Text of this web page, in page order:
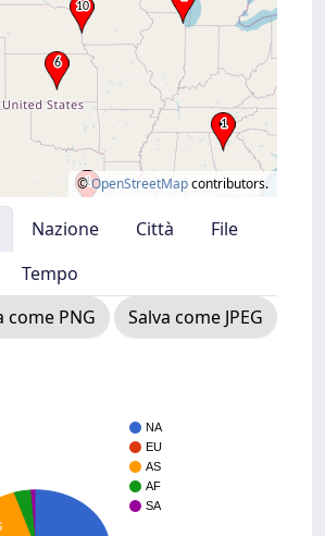
©OpenStreetMapcontributors.
Nazione Città
File
Tempo
come PNG
Salva come JPEG
NA
EU
AS
AF
SA